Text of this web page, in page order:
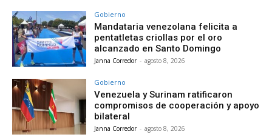
Gobierno
Mandataria venezolana felicita a
pentatletas criollas por el oro
alcanzado en Santo Domingo
Janna Corredor - agosto 8, 2026
Gobierno
Venezuela y Surinam ratificaron
compromisos de cooperación y apoyo
bilateral
Janna Corredor - agosto 8, 2026